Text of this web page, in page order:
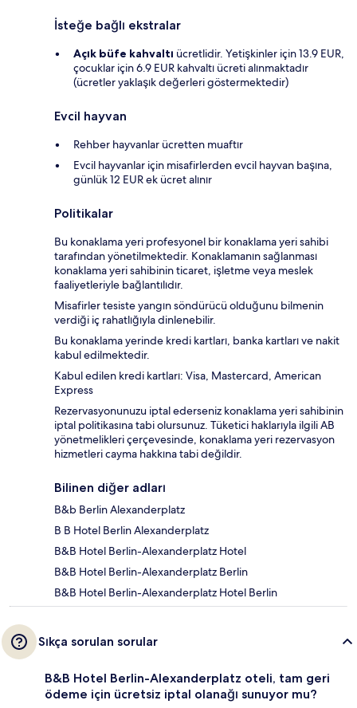
İsteğe bağlı ekstralar
Açık büfe kahvaltı ücretlidir. Yetişkinler için 13.9 EUR,
çocuklar için 6.9 EUR kahvaltı ücreti alınmaktadır
(ücretler yaklaşık değerleri göstermektedir)
Evcil hayvan
Rehber hayvanlar ücretten muaftır
Evcil hayvanlar için misafirlerden evcil hayvan başına,
günlük 12 EUR ek ücret alınır
Politikalar
Bu konaklama yeri profesyonel bir konaklama yeri sahibi
tarafından yönetilmektedir. Konaklamanın sağlanması
konaklama yeri sahibinin ticaret, işletme veya meslek
faaliyetleriyle bağlantılıdır.
Misafirler tesiste yangın söndürücü olduğunu bilmenin
verdiği iç rahatlığıyla dinlenebilir.
Bu konaklama yerinde kredi kartları, banka kartları ve nakit
kabul edilmektedir.
Kabul edilen kredi kartları: Visa, Mastercard, American
Express
Rezervasyonunuzu iptal ederseniz konaklama yeri sahibinin
iptal politikasına tabi olursunuz. Tüketici haklarıyla ilgili AB
yönetmelikleri çerçevesinde, konaklama yeri rezervasyon
hizmetleri cayma hakkına tabi değildir.
Bilinen diğer adları
B&b Berlin Alexanderplatz
B B Hotel Berlin Alexanderplatz
B&B Hotel Berlin-Alexanderplatz Hotel
B&B Hotel Berlin-Alexanderplatz Berlin
B&B Hotel Berlin-Alexanderplatz Hotel Berlin
Sıkça sorulan sorular
B&B Hotel Berlin-Alexanderplatz oteli, tam geri
ödeme için ücretsiz iptal olanağı sunuyor mu?